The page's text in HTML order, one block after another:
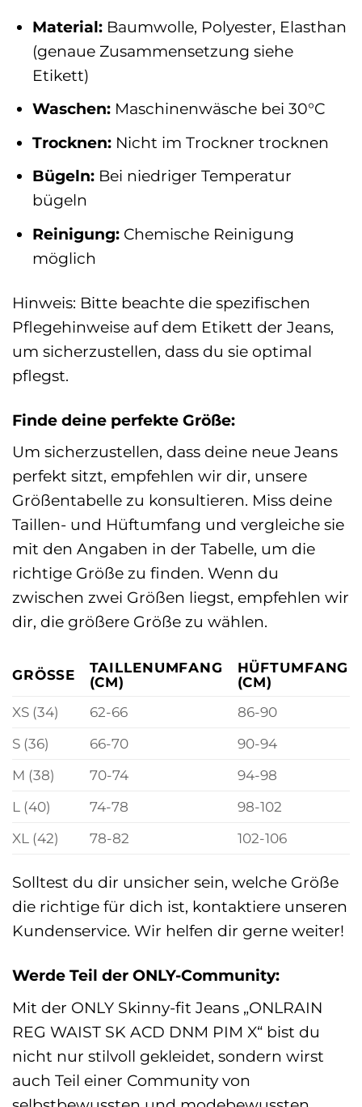
Material:Baumwolle, Polyester, Elasthan
(genaue Zusammensetzung siehe
Etikett)
Waschen:Maschinenwäsche bei 30°C
Trocknen:Nicht im Trockner trocknen
Bügeln:Bei niedriger Temperatur
bügeln
Reinigung:Chemische Reinigung
möglich
Hinweis: Bitte beachte die spezifischen
Pflegehinweise auf dem Etikett der Jeans,
um sicherzustellen, dass du sie optimal
pflegst.
Finde deine perfekte Größe:
Um sicherzustellen, dass deine neue Jeans
perfekt sitzt, empfehlen wir dir, unsere
Größentabelle zu konsultieren. Miss deine
Taillen- und Hüftumfang und vergleiche sie
mit den Angaben in der Tabelle, um die
richtige Größe zu finden. Wenn du
zwischen zwei Größen liegst, empfehlen wir
dir, die größere Größe zu wählen.
GRÖSSE
TAILLENUMFANG
(CM)
HÜFTUMFANG
(CM)
XS (34)
62-66
86-90
S (36)
66-70
90-94
M (38)
70-74
94-98
L (40)
74-78
98-102
XL (42)
78-82 102-106
Solltest du dir unsicher sein, welche Größe
die richtige für dich ist, kontaktiere unseren
Kundenservice. Wir helfen dir gerne weiter!
Werde Teil der ONLY-Community:
Mit der ONLY Skinny-fit Jeans „ONLRAIN
REG WAIST SK ACD DNM PIM X“ bist du
nicht nur stilvoll gekleidet, sondern wirst
auch Teil einer Community von